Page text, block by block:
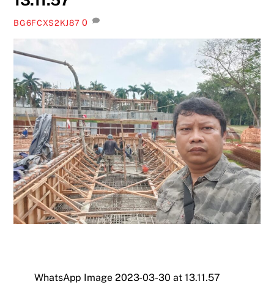
BG6FCXS2KJ87 0
WhatsApp Image 2023-03-30 at 13.11.57